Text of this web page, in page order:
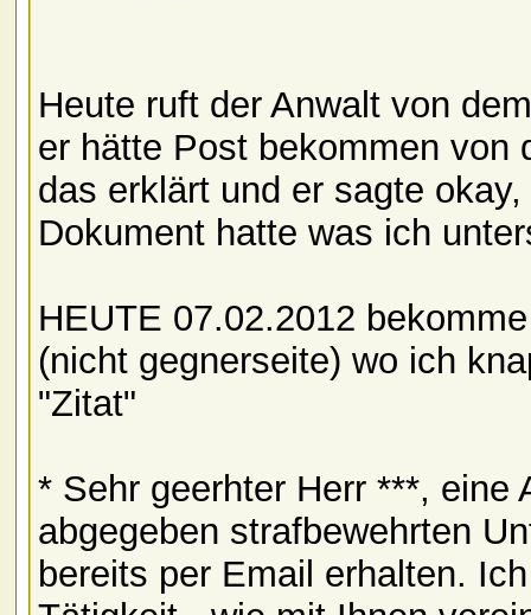
Heute ruft der Anwalt von
er hätte Post bekommen von
das erklärt und er sagte
Dokument hatte was ich
HEUTE 07.02.2012
(nicht gegnerseite) wo ich
"Zitat"
* Sehr geerhter Herr ***, eine
abgegeben strafbewehrten
bereits per Email erhalten.